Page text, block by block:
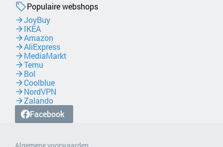
Populaire webshops
JoyBuy
IKEA
Amazon
AliExpress
MediaMarkt
Temu
Bol
Coolblue
NordVPN
Zalando
Facebook